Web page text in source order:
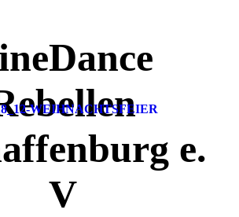
WEIHNACHTSFEIER
e.
V